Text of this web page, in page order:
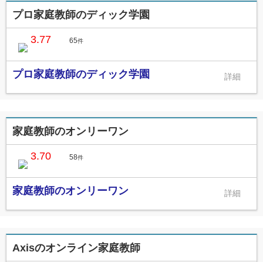
プロ家庭教師のディック学園
3.77 65件
プロ家庭教師のディック学園
家庭教師のオンリーワン
3.70 58件
家庭教師のオンリーワン
Axisのオンライン家庭教師